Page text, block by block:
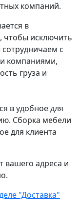
компаний.
в
чтобы исключить
с
компаниями,
груза и
в удобное для
Сборка мебели
для клиента
вашего адреса и
"Доставка"